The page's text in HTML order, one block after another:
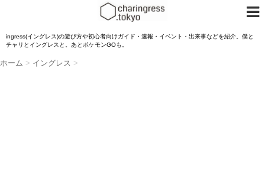
ingress(イングレス)の遊び方や初心者向けガイド・速報・イベント・出来事などを紹介。僕と
チャリとイングレスと。あとポケモンGOも。
ホーム > イングレス >